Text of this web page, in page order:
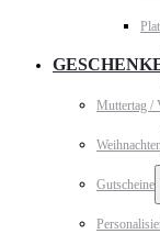
Muttertag /
Gutscheine